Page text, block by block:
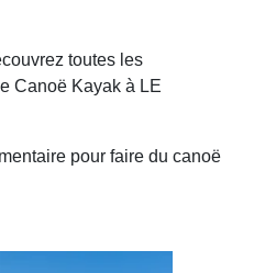
toutes les
Canoë Kayak à LE
pour faire du canoë